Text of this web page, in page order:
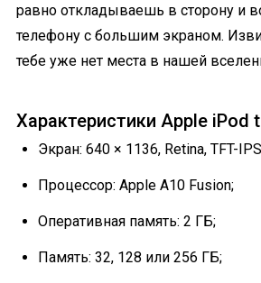
равно откладываешь в сторону и
телефону с большим экраном.
тебе уже нет места в нашей
Характеристики Apple iPod
Экран: 640 × 1136, Retina, TFT-
Процессор: Apple A10 Fusion;
Оперативная память: 2 ГБ;
Память: 32, 128 или 256 ГБ;